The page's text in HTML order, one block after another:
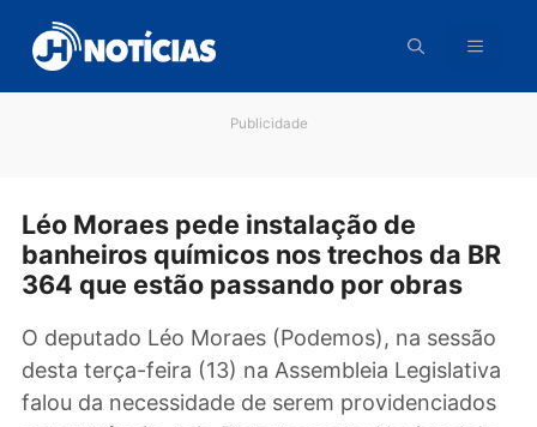
para
conteúdo
Léo Moraes pede instalação de
banheiros químicos nos trechos da
O deputado Léo Moraes (Podemos), na
desta terça-feira (13) na Assembleia